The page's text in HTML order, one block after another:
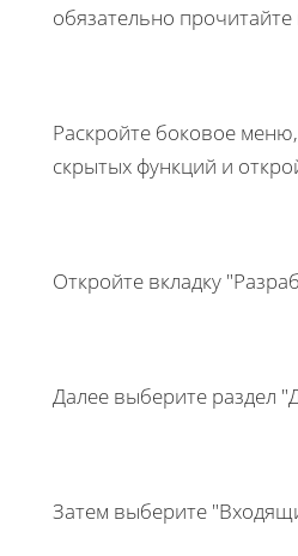
обязательно прочитайте
Раскройте боковое
скрытых функций и
Откройте вкладку
Далее выберите раздел
Затем выберите